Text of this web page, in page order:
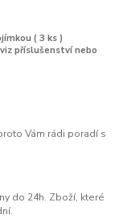
( 3 ks )
příslušenství nebo
Vám rádi poradí s
do 24h. Zboží, které